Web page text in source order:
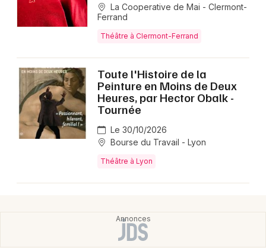
La Cooperative de Mai - Clermont-
Ferrand
Théâtre à Clermont-Ferrand
Toute l'Histoire de la
Peinture en Moins de Deux
Heures, par Hector Obalk -
Tournée
Le 30/10/2026
Bourse du Travail - Lyon
Théâtre à Lyon